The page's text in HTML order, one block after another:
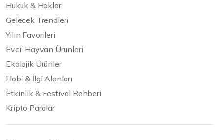
Hukuk & Haklar
Gelecek Trendleri
Yılın Favorileri
Evcil Hayvan Ürünleri
Ekolojik Ürünler
Hobi & İlgi Alanları
Etkinlik & Festival Rehberi
Kripto Paralar